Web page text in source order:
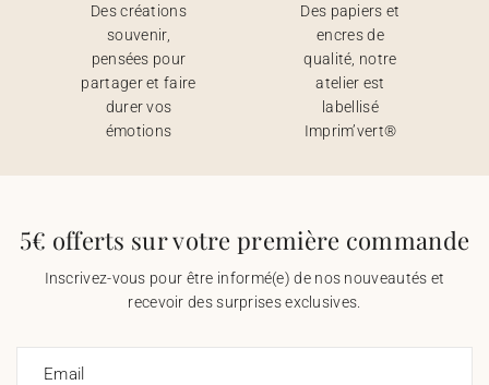
Des créations
souvenir,
pensées pour
partager et faire
durer vos
émotions
Des papiers et
encres de
qualité, notre
atelier est
labellisé
Imprim’vert®
5€ offerts sur votre première commande
Inscrivez-vous pour être informé(e) de nos nouveautés et
recevoir des surprises exclusives.
Email